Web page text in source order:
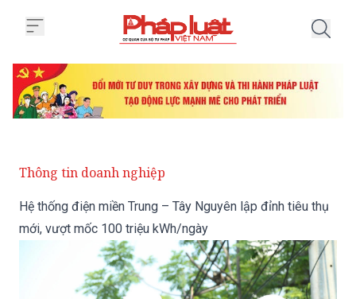
Thông tin doanh nghiệp
Hệ thống điện miền Trung – Tây Nguyên lập đỉnh tiêu thụ
mới, vượt mốc 100 triệu kWh/ngày